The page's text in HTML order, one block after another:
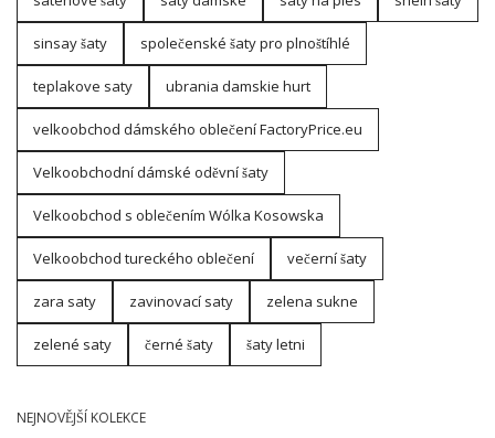
sinsay šaty společenské šaty pro plnoštíhlé
teplakove saty ubrania damskie hurt
velkoobchod dámského oblečení FactoryPrice.eu
Velkoobchodní dámské oděvní šaty
Velkoobchod s oblečením Wólka Kosowska
Velkoobchod tureckého oblečení večerní šaty
zara saty zavinovací saty zelena sukne
zelené saty černé šaty šaty letni
NEJNOVĚJŠÍ KOLEKCE